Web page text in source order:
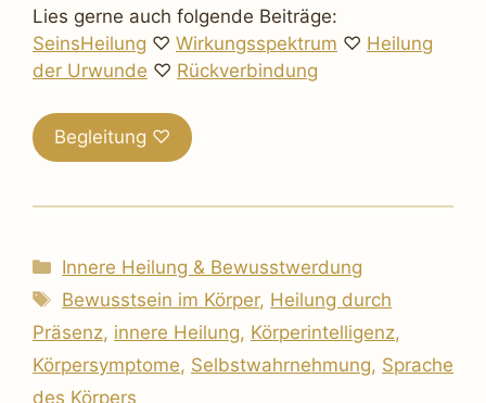
Lies gerne auch folgende Beiträge:
SeinsHeilung ♡ Wirkungsspektrum ♡ Heilung
der Urwunde ♡ Rückverbindung
Begleitung ♡
Kategorien
Innere Heilung & Bewusstwerdung
Schlagwörter
Bewusstsein im Körper, Heilung durch
Präsenz, innere Heilung, Körperintelligenz,
Körpersymptome, Selbstwahrnehmung, Sprache
des Körpers